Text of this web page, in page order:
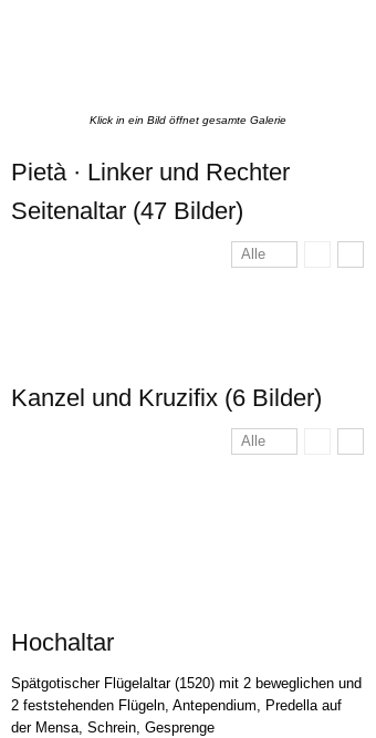
Klick in ein Bild öffnet gesamte Galerie
Pietà · Linker und Rechter
Seitenaltar (47 Bilder)
Alle
Kanzel und Kruzifix (6 Bilder)
Alle
Hochaltar
Spätgotischer Flügelaltar (1520) mit 2 beweglichen und
2 feststehenden Flügeln, Antependium, Predella auf
der Mensa, Schrein, Gesprenge